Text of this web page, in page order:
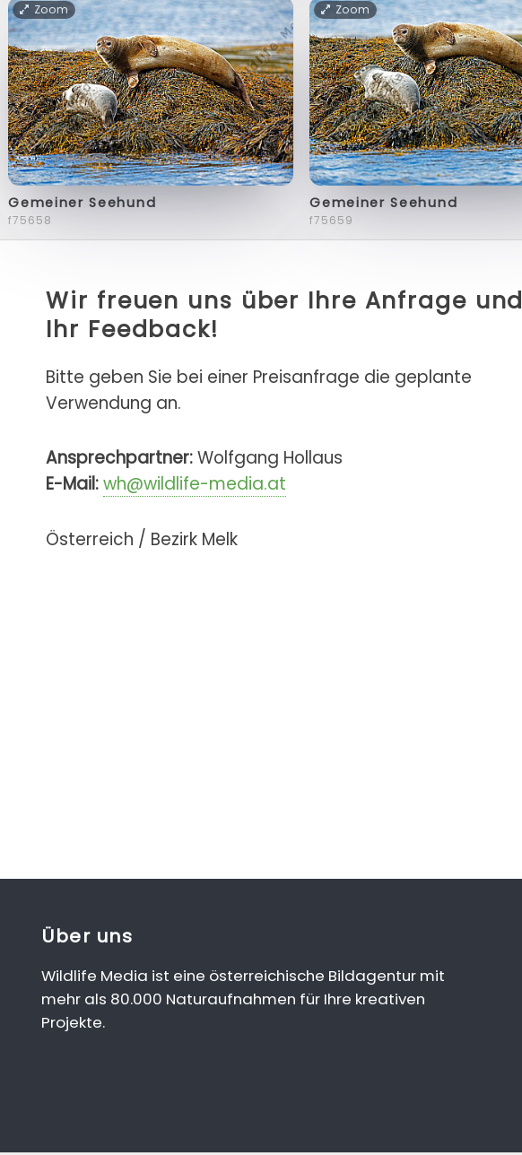
Zoom
Gemeiner Seehund
f75658
Zoom
Gemeiner Seehund
f75659
Wir freuen uns über Ihre Anfrage und
Ihr Feedback!
Bitte geben Sie bei einer Preisanfrage die geplante
Verwendung an.
Ansprechpartner:Wolfgang Hollaus
E-Mail:wh@wildlife-media.at
Österreich / Bezirk Melk
Über uns
Wildlife Media ist eine österreichische Bildagentur mit
mehr als 80.000 Naturaufnahmen für Ihre kreativen
Projekte.